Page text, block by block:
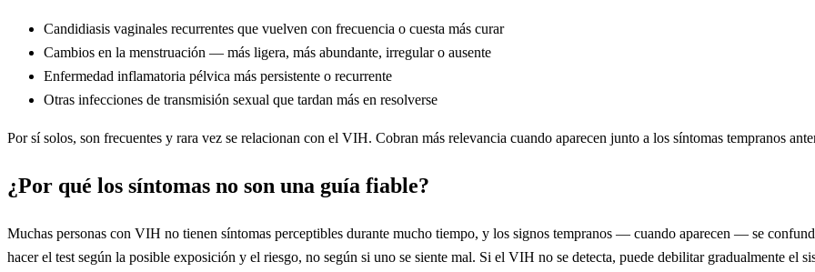
Candidiasis vaginales recurrentes que vuelven con frecuencia o cuesta más curar
Cambios en la menstruación — más ligera, más abundante, irregular o ausente
Enfermedad inflamatoria pélvica más persistente o recurrente
Otras infecciones de transmisión sexual que tardan más en resolverse
Por sí solos, son frecuentes y rara vez se relacionan con el VIH. Cobran más relevancia cuando aparecen junto a los síntomas tempranos
¿Por qué los síntomas no son una guía fiable?
Muchas personas con VIH no tienen síntomas perceptibles durante mucho tiempo, y los signos tempranos — cuando aparecen — se
hacer el test según la posible exposición y el riesgo, no según si uno se siente mal. Si el VIH no se detecta, puede debilitar gradualmente el